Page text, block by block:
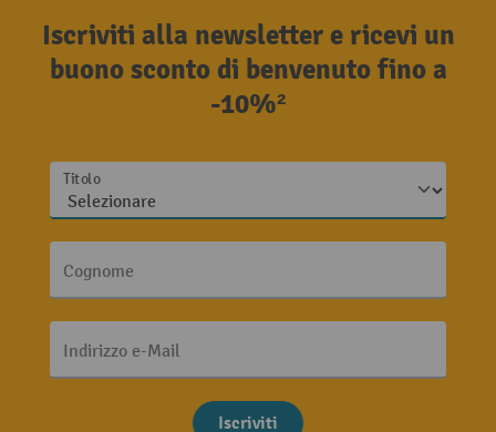
Iscriviti alla newsletter e ricevi un
buono sconto di benvenuto fino a
-10%²
Titolo
Cognome
Indirizzo e-Mail
Iscriviti